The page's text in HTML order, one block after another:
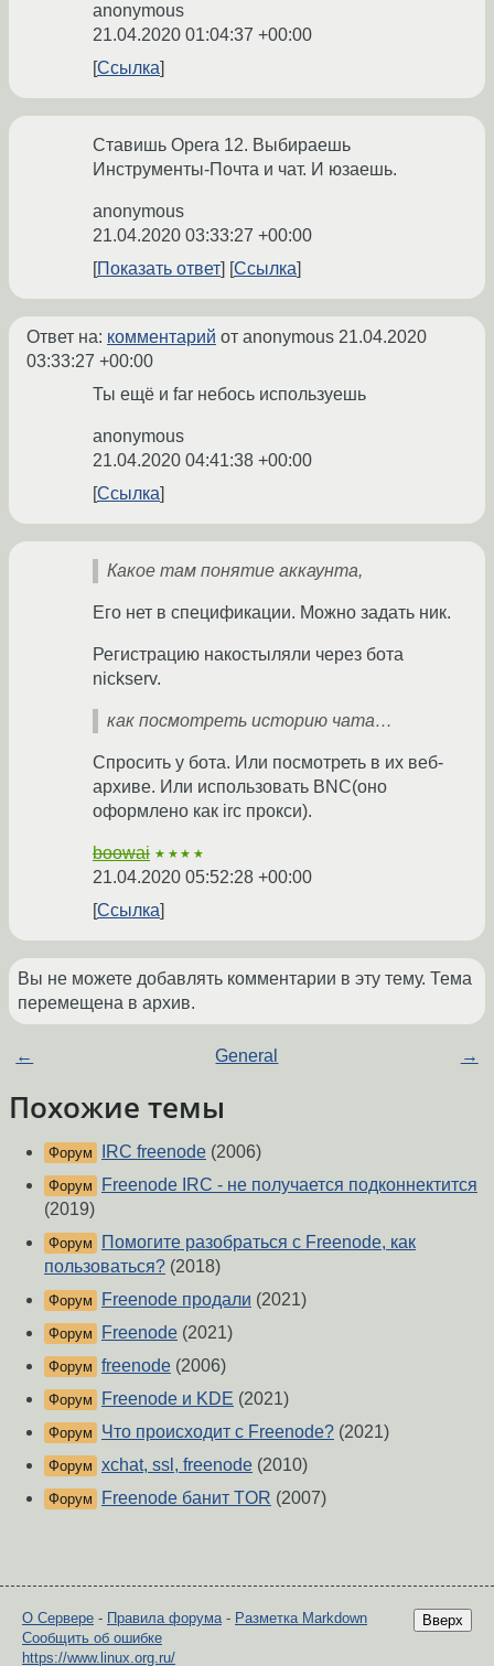
anonymous
21.04.2020 01:04:37 +00:00
Ссылка
Ставишь Opera 12. Выбираешь
Инструменты-Почта и чат. И юзаешь.
anonymous
21.04.2020 03:33:27 +00:00
Показать ответ
Ссылка
Ответ на: комментарий от anonymous 21.04.2020
03:33:27 +00:00
Ты ещё и far небось используешь
anonymous
21.04.2020 04:41:38 +00:00
Ссылка
Какое там понятие аккаунта,
Его нет в спецификации. Можно задать ник.
Регистрацию накостыляли через бота
nickserv.
как посмотреть историю чата…
Спросить у бота. Или посмотреть в их веб-
архиве. Или использовать BNC(оно
оформлено как irc прокси).
boowai ★★★★
21.04.2020 05:52:28 +00:00
Ссылка
Вы не можете добавлять комментарии в эту тему. Тема
перемещена в архив.
← General →
Похожие темы
Форум IRC freenode (2006)
Форум
Freenode IRC - не получается подконнектится
(2019)
Форум
Помогите разобраться с Freenode, как
пользоваться? (2018)
Форум Freenode продали (2021)
Форум Freenode (2021)
Форум freenode (2006)
Форум Freenode и KDE (2021)
Форум Что происходит с Freenode? (2021)
Форум xchat, ssl, freenode (2010)
Форум Freenode банит TOR (2007)
Вверх
О Сервере - Правила форума- Разметка Markdown
Сообщить об ошибке
https://www.linux.org.ru/